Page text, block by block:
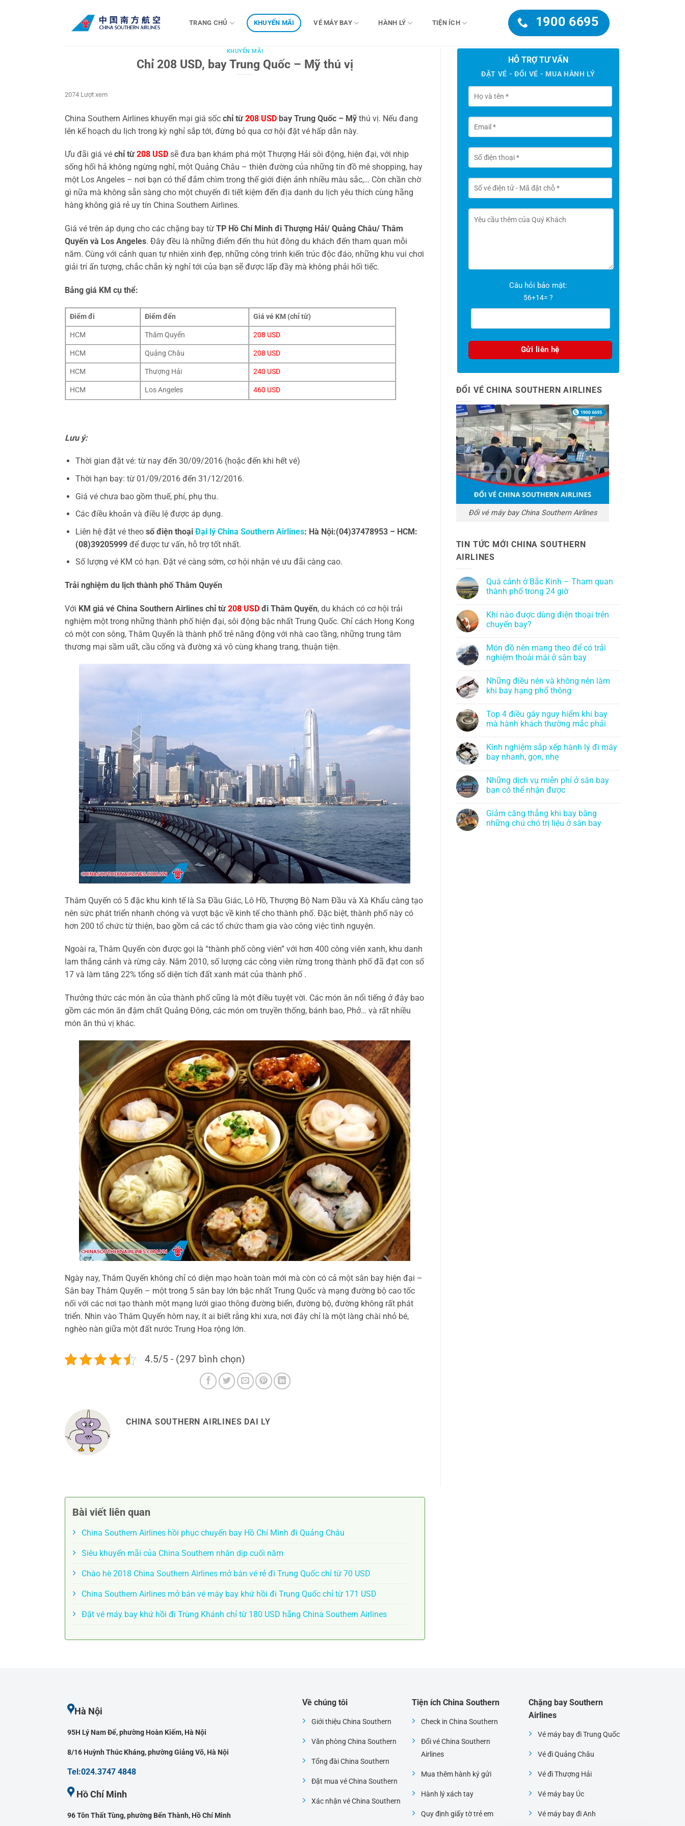
TRANG CHỦ KHUYẾN MÃI VÉ MÁY BAY HÀNH LÝ TIỆN ÍCH 1900 6695
KHUYẾN MÃI
Chỉ 208 USD, bay Trung Quốc – Mỹ thú vị
2074 Lượt xem
China Southern Airlines khuyến mại giá sốc chỉ từ208 USD bay Trung Quốc – Mỹ thú vị. Nếu đang
lên kế hoạch du lịch trong kỳ nghỉ sắp tới, đừng bỏ qua cơ hội đặt vé hấp dẫn này.
Ưu đãi giá vé chỉ từ208 USD sẽ đưa bạn khám phá một Thượng Hải sôi động, hiện đại, với nhịp
sống hối hả không ngừng nghỉ, một Quảng Châu – thiên đường của những tín đồ mê shopping, hay
một Los Angeles – nơi bạn có thể đắm chìm trong thế giới điện ảnh nhiều màu sắc,… Còn chần chờ
gì nữa mà không sẵn sàng cho một chuyến đi tiết kiệm đến địa danh du lịch yêu thích cùng hãng
hàng không giá rẻ uy tín China Southern Airlines.
Giá vé trên áp dụng cho các chặng bay từ TP Hồ Chí Minh đi Thượng Hải/ Quảng Châu/ Thâm
Quyến và Los Angeles. Đây đều là những điểm đến thu hút đông du khách đến tham quan mỗi
năm. Cùng với cảnh quan tự nhiên xinh đẹp, những công trình kiến trúc độc đáo, những khu vui chơi
giải trí ấn tượng, chắc chắn kỳ nghỉ tới của bạn sẽ được lấp đầy mà không phải hối tiếc.
Bảng giá KM cụ thể:
Điểm đi Điểm đến Giá vé KM (chỉ từ)
HCM Thâm Quyến 208 USD
HCM Quảng Châu 208 USD
HCM Thượng Hải 240 USD
HCM Los Angeles 460 USD
Lưu ý:
Thời gian đặt vé: từ nay đến 30/09/2016 (hoặc đến khi hết vé)
Thời hạn bay: từ 01/09/2016 đến 31/12/2016.
Giá vé chưa bao gồm thuế, phí, phụ thu.
Các điều khoản và điều lệ được áp dụng.
Liên hệ đặt vé theo số điện thoại Đại lý China Southern Airlines: Hà Nội:(04)37478953 – HCM:
(08)39205999để được tư vấn, hỗ trợ tốt nhất.
Số lượng vé KM có hạn. Đặt vé càng sớm, cơ hội nhận vé ưu đãi càng cao.
Trải nghiệm du lịch thành phố Thâm Quyến
Với KM giá vé China Southern Airlines chỉ từ208 USD đi Thâm Quyến, du khách có cơ hội trải
nghiệm một trong những thành phố hiện đại, sôi động bậc nhất Trung Quốc. Chỉ cách Hong Kong
có một con sông, Thâm Quyến là thành phố trẻ năng động với nhà cao tầng, những trung tâm
thương mại sầm uất, cầu cống và đường xá vô cùng khang trang, thuận tiện.
Thâm Quyến có 5 đặc khu kinh tế là Sa Đầu Giác, Lô Hồ, Thượng Bộ Nam Đầu và Xà Khẩu càng tạo
nên sức phát triển nhanh chóng và vượt bậc về kinh tế cho thành phố. Đặc biệt, thành phố này có
hơn 200 tổ chức từ thiện, bao gồm cả các tổ chức tham gia vào công việc tình nguyện.
Ngoài ra, Thâm Quyến còn được gọi là “thành phố công viên” với hơn 400 công viên xanh, khu danh
lam thắng cảnh và rừng cây. Năm 2010, số lượng các công viên rừng trong thành phố đã đạt con số
17 và làm tăng 22% tổng số diện tích đất xanh mát của thành phố .
Thưởng thức các món ăn của thành phố cũng là một điều tuyệt vời. Các món ăn nổi tiếng ở đây bao
gồm các món ăn đậm chất Quảng Đông, các món om truyền thống, bánh bao, Phở… và rất nhiều
món ăn thú vị khác.
Ngày nay, Thâm Quyến không chỉ có diện mạo hoàn toàn mới mà còn có cả một sân bay hiện đại –
Sân bay Thâm Quyến – một trong 5 sân bay lớn bậc nhất Trung Quốc và mạng đường bộ cao tốc
nối với các nơi tạo thành một mạng lưới giao thông đường biển, đường bộ, đường không rất phát
triển. Nhìn vào Thâm Quyến hôm nay, ít ai biết rằng khi xưa, nơi đây chỉ là một làng chài nhỏ bé,
nghèo nàn giữa một đất nước Trung Hoa rộng lớn.
4.5/5 - (297 bình chọn)
CHINA SOUTHERN AIRLINES DAI LY
HỖ TRỢ TƯ VẤN
ĐẶT VÉ - ĐỔI VÉ - MUA HÀNH LÝ
Câu hỏi bảo mật:
56+14= ?
ĐỔI VÉ CHINA SOUTHERN AIRLINES
Đổi vé máy bay China Southern Airlines
TIN TỨC MỚI CHINA SOUTHERN
AIRLINES
Quá cảnh ở Bắc Kinh – Tham quan
thành phố trong 24 giờ
Khi nào được dùng điện thoại trên
chuyến bay?
Món đồ nên mang theo để có trải
nghiệm thoải mái ở sân bay
Những điều nên và không nên làm
khi bay hạng phổ thông
Top 4 điều gây nguy hiểm khi bay
mà hành khách thường mắc phải
Kinh nghiệm sắp xếp hành lý đi máy
bay nhanh, gọn, nhẹ
Những dịch vụ miễn phí ở sân bay
bạn có thể nhận được
Giảm căng thẳng khi bay bằng
những chú chó trị liệu ở sân bay
Bài viết liên quan
China Southern Airlines hồi phục chuyến bay Hồ Chí Minh đi Quảng Châu
Siêu khuyến mãi của China Southern nhân dịp cuối năm
Chào hè 2018 China Southern Airlines mở bán vé rẻ đi Trung Quốc chỉ từ 70 USD
China Southern Airlines mở bán vé máy bay khứ hồi đi Trung Quốc chỉ từ 171 USD
Đặt vé máy bay khứ hồi đi Trùng Khánh chỉ từ 180 USD hãng China Southern Airlines
Hà Nội
95H Lý Nam Đế, phường Hoàn Kiếm, Hà Nội
8/16 Huỳnh Thúc Kháng, phường Giảng Võ, Hà Nội
Tel:024.3747 4848
Hồ Chí Minh
96 Tôn Thất Tùng, phường Bến Thành, Hồ Chí Minh
Về chúng tôi
Giới thiệu China Southern
Văn phòng China Southern
Tổng đài China Southern
Đặt mua vé China Southern
Xác nhận vé China Southern
Tiện ích China Southern
Check in China Southern
Đổi vé China Southern
Airlines
Mua thêm hành ký gửi
Hành lý xách tay
Quy định giấy tờ trẻ em
Chặng bay Southern
Airlines
Vé máy bay đi Trung Quốc
Vé đi Quảng Châu
Vé đi Thượng Hải
Vé máy bay Úc
Vé máy bay đi Anh